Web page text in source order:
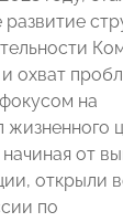
охват
на
жизненного
от
открыли
по